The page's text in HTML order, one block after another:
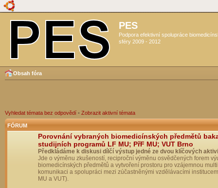
PES
Podpora efektivní spolupráce
sféry 2009 - 2012
Obsah fóra
Vyhledat témata bez odpovědí • Zobrazit aktivní témata
FÓRUM
Porovnání vybraných biomedicínských předmětů
studijních programů LF MU; PřF MU; VUT Brno
Předkládáme k diskusi dílčí výstup jedné ze dvou klíčových
Jde o výměnu zkušeností, reciproční výměnu osvědčených forem
biomedicínských předmětů a vytvoření prostoru pro vzájemnou
komunikaci a spolupráci mezi zúčastněnými vzdělávacími
MU a VUT).